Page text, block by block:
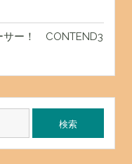
サー！ CONTEND3